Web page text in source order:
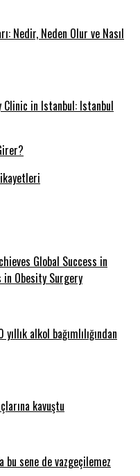
Nedir, Neden Olur ve Nasıl
in Istanbul: Istanbul
Global Success in
Obesity Surgery
alkol bağımlılığından
kavuştu
bu sene de vazgeçilemez